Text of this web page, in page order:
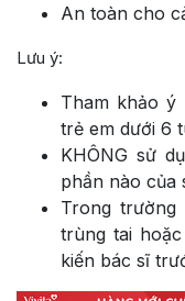
An toàn cho
Lưu ý:
Tham khảo ý
trẻ em dưới 6
KHÔNG sử
phần nào của
Trong
trùng tai
kiến bác sĩ